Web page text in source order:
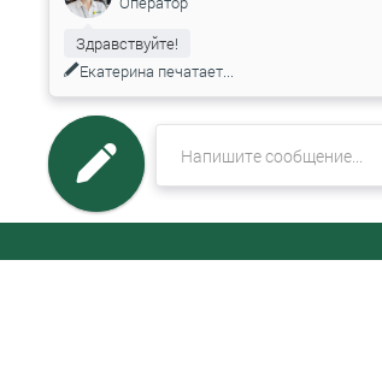
Здравствуйте!
Екатерина печатает...